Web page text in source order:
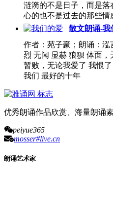
涟漪的不是日子，而是
心的也不是过去的那些情
散文朗诵-我
作者：苑子豪；朗诵：
烈 无闻 显赫 狼狈 体面
暂败，无论我爱了 我恨
我们 最好的十年
优秀朗诵作品欣赏、海量朗诵
peiyue365
mosser#live.cn
朗诵艺术家